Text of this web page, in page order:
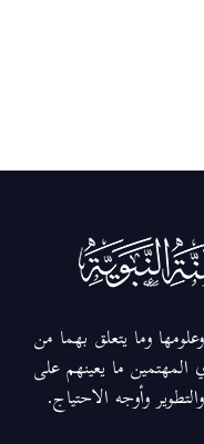
وما يتعلق بهما من
ما يعينهم على
وأوجه الاحتياج.